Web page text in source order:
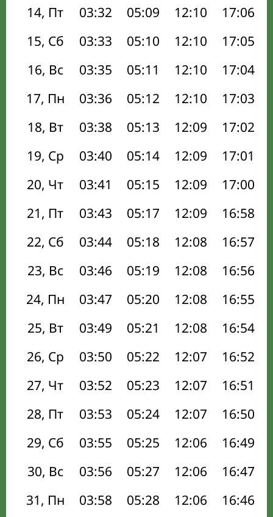
14, Пт
03:32 05:09 12:10 17:06
15, Сб
03:33 05:10 12:10 17:05
16, Вс
03:35 05:11 12:10 17:04
17, Пн
03:36 05:12 12:10 17:03
18, Вт
03:38 05:13 12:09 17:02
19, Ср
03:40 05:14 12:09 17:01
20, Чт
03:41 05:15 12:09 17:00
21, Пт
03:43 05:17 12:09 16:58
22, Сб
03:44 05:18 12:08 16:57
23, Вс
03:46 05:19 12:08 16:56
24, Пн
03:47 05:20 12:08 16:55
25, Вт
03:49 05:21 12:08 16:54
26, Ср
03:50 05:22 12:07 16:52
27, Чт
03:52 05:23 12:07 16:51
28, Пт
03:53 05:24 12:07 16:50
29, Сб
03:55 05:25 12:06 16:49
30, Вс
03:56 05:27 12:06 16:47
31, Пн
03:58 05:28 12:06 16:46